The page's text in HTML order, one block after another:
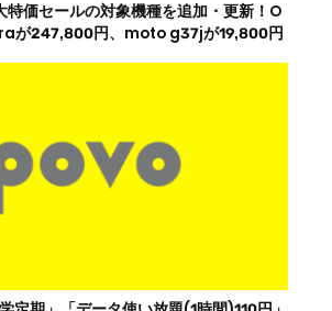
価セールの対象機種を追加・更新！O
が247,800円、moto g37jが19,800円